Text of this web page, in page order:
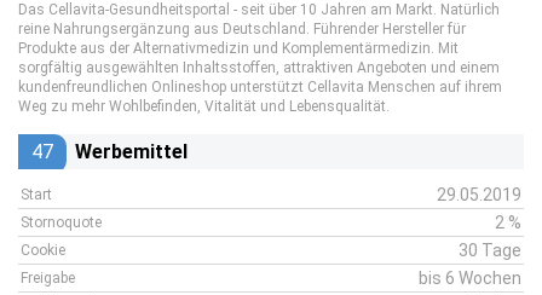
Das Cellavita-Gesundheitsportal - seit über 10 Jahren am Markt. Natürlich
reine Nahrungsergänzung aus Deutschland. Führender Hersteller für
Produkte aus der Alternativmedizin und Komplementärmedizin. Mit
sorgfältig ausgewählten Inhaltsstoffen, attraktiven Angeboten und einem
kundenfreundlichen Onlineshop unterstützt Cellavita Menschen auf ihrem
Weg zu mehr Wohlbefinden, Vitalität und Lebensqualität.
47 Werbemittel
Start 29.05.2019
Stornoquote 2 %
Cookie 30 Tage
Freigabe bis 6 Wochen